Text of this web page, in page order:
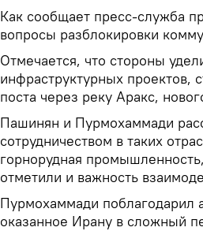
Как сообщает пресс-служба
вопросы разблокировки
Отмечается, что стороны
инфраструктурных проектов,
поста через реку Аракс,
Пашинян и Пурмохаммади
сотрудничеством в таких
горнорудная
отметили и важность
Пурмохаммади поблагодарил
оказанное Ирану в сложный